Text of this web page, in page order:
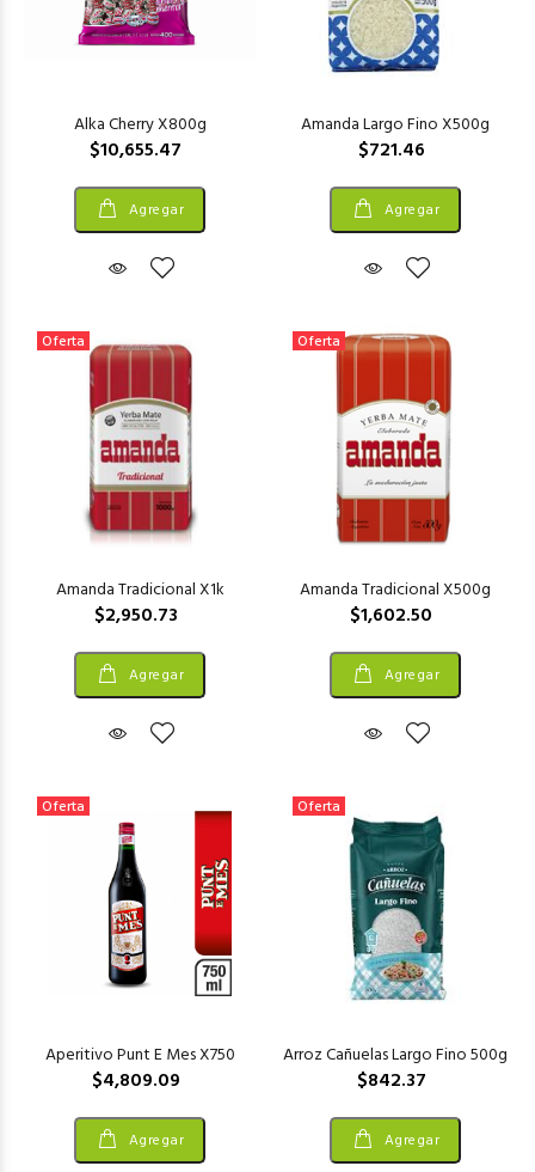
Alka Cherry X800g
$10,655.47
Agregar
Amanda Largo Fino X500g
$721.46
Agregar
Oferta
Amanda Tradicional X1k
$2,950.73
Agregar
Oferta
Amanda Tradicional X500g
$1,602.50
Agregar
Oferta
Aperitivo Punt E Mes X750
$4,809.09
Agregar
Oferta
Arroz Cañuelas Largo Fino 500g
$842.37
Agregar